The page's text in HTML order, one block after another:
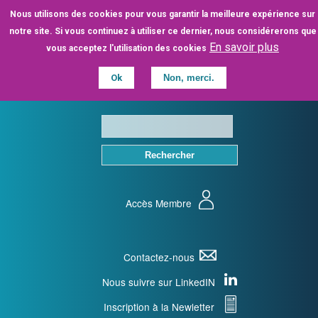
Nous utilisons des cookies pour vous garantir la meilleure expérience sur
notre site. Si vous continuez à utiliser ce dernier, nous considérerons que
vous acceptez l'utilisation des cookies En savoir plus
Ok Non, merci.
Aller
au
contenu
Accès Membre
Contactez-nous
Nous suivre sur LinkedIN
Inscription à la Newletter